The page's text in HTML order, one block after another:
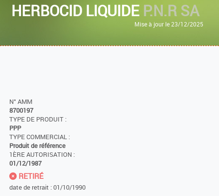
HERBOCID LIQUIDE P.N.R SA
Mise à jour le 23/12/2025
N° AMM
8700197
TYPE DE PRODUIT :
PPP
TYPE COMMERCIAL :
Produit de référence
1ÈRE AUTORISATION :
01/12/1987
RETIRÉ
date de retrait : 01/10/1990